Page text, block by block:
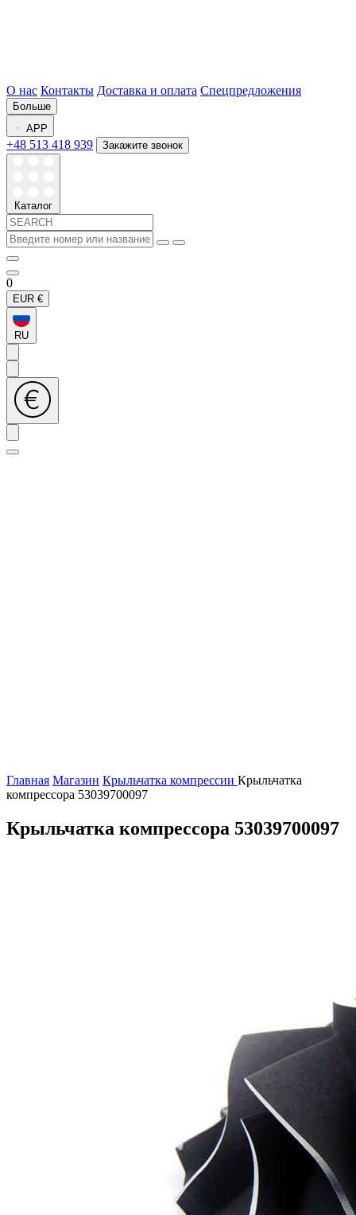
О нас Контакты Доставка и оплата Спецпредложения
Больше
APP
+48 513 418 939 Закажите звонок
Каталог
0
EUR €
RU
Главная Магазин Крыльчатка компрессии Крыльчатка
компрессора 53039700097
Крыльчатка компрессора 53039700097